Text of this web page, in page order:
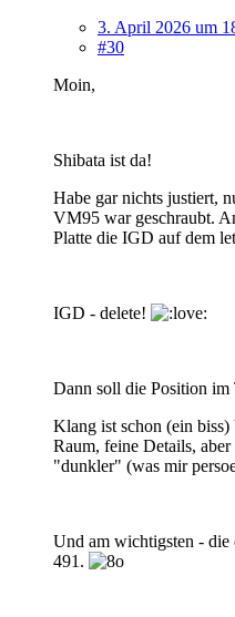
3. April 2026 um
#30
Moin,
Shibata ist da!
Habe gar nichts justiert,
VM95 war geschraubt.
Platte die IGD auf dem
IGD - delete!
Dann soll die Position
Klang ist schon (ein
Raum, feine Details,
"dunkler" (was mir
Und am wichtigsten - die
491.